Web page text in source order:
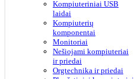
Kompiuteriniai USB
laidai
Kompiuterių
komponentai
Monitoriai
Nešiojami kompiuteriai
ir priedai
Orgtechnika ir priedai